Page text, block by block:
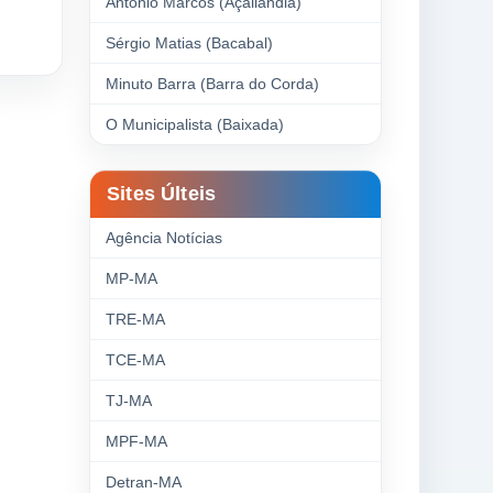
Sérgio Matias (Bacabal)
Minuto Barra (Barra do Corda)
O Municipalista (Baixada)
Sites Últeis
Agência Notícias
MP-MA
TRE-MA
TCE-MA
TJ-MA
MPF-MA
Detran-MA